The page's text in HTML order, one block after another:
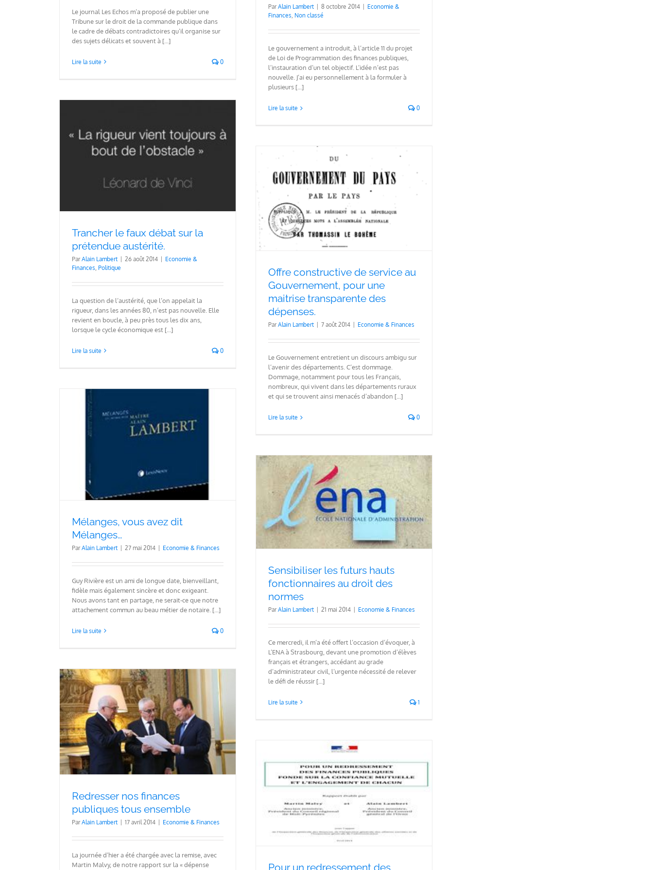
Le journal Les Echos m’a proposé de publier une
Tribune sur le droit de la commande publique dans
le cadre de débats contradictoires qu’il organise sur
des sujets délicats et souvent à [...]
Lire la suite 0
ParAlain Lambert 8 octobre 2014
Economie &
Finances, Non classé
Le gouvernement a introduit, à l’article 11 du projet
de Loi de Programmation des finances publiques,
l’instauration d’un tel objectif. L’idée n’est pas
nouvelle. J’ai eu personnellement à la formuler à
plusieurs [...]
Lire la suite 0
Trancher le faux débat sur la
prétendue austérité.
ParAlain Lambert | 26 août 2014 | Economie &
Finances Politique
La question de l’austérité, que l’on appelait la
rigueur, dans les années 80, n’est pas nouvelle. Elle
revient en boucle, à peu près tous les dix ans,
lorsque le cycle économique est [...]
Lire la suite 0
transparente des dépenses.
Offre constructive de service au
Gouvernement, pour une
maitrise transparente des
dépenses.
ParAlain Lambert 7 août 2014 Economie & Finances
Le Gouvernement entretient un discours ambigu sur
l’avenir des départements. C’est dommage.
Dommage, notamment pour tous les Français,
nombreux, qui vivent dans les départements ruraux
et qui se trouvent ainsi menacés d’abandon [...]
Lire la suite 0
Mélanges, vous avez dit
Mélanges…
ParAlain Lambert | 27 mai 2014 | Economie & Finances
Guy Rivière est un ami de longue date, bienveillant,
fidèle mais également sincère et donc exigeant.
Nous avons tant en partage, ne serait-ce que notre
attachement commun au beau métier de notaire. [...]
Lire la suite 0
Sensibiliser les futurs hauts
Economie & Finances
Sensibiliser les futurs hauts
fonctionnaires au droit des
normes
ParAlain Lambert | 21 mai 2014 | Economie & Finances
Ce mercredi, il m’a été offert l’occasion d’évoquer, à
L’ENA à Strasbourg, devant une promotion d’élèves
français et étrangers, accédant au grade
d’administrateur civil, l’urgente nécessité de relever
le défi de réussir [...]
Lire la suite 1
Redresser nos finances
publiques tous ensemble
ParAlain Lambert 17 avril 2014 Economie & Finances
La journée d’hier a été chargée avec la remise, avec
Martin Malvy, de notre rapport sur la « dépense
publiques fondé sur la confiance
mutuelle et l’engagement de chacun.
Economie & Finances
Pour un redressement des